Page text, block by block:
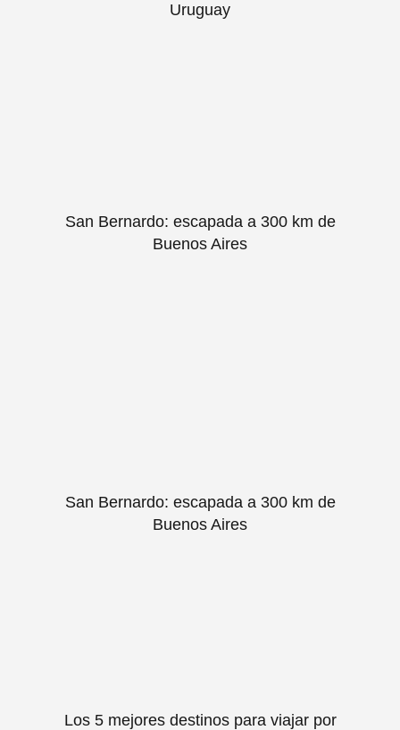
Uruguay
San Bernardo: escapada a 300 km de
Buenos Aires
San Bernardo: escapada a 300 km de
Buenos Aires
Los 5 mejores destinos para viajar por